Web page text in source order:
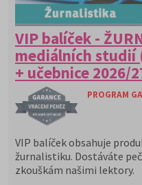
VIP balíček -
mediálních
+ učebnice 2026/
PROGRAM
VIP balíček obsahuje
žurnalistiku. Dostáváte
zkouškám našimi lektory.